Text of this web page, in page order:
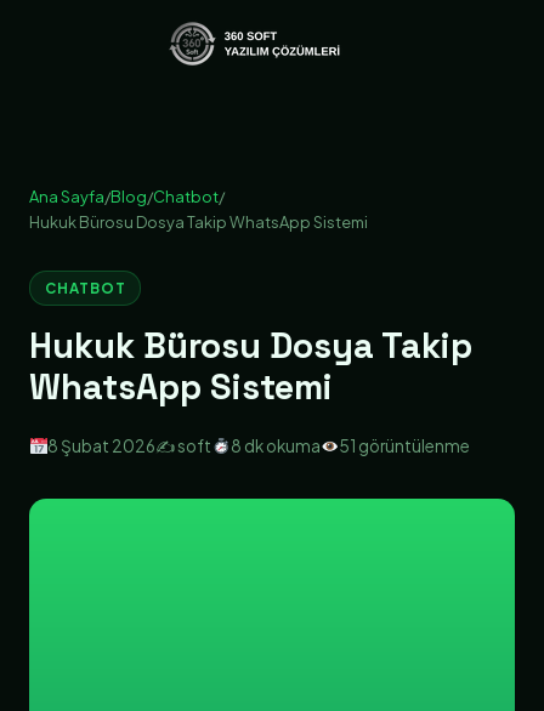
Ana Sayfa/Blog/Chatbot/
Hukuk Bürosu Dosya Takip WhatsApp Sistemi
CHATBOT
Hukuk Bürosu Dosya Takip
WhatsApp Sistemi
8 Şubat 2026✍️ soft 8 dk okuma 51 görüntülenme